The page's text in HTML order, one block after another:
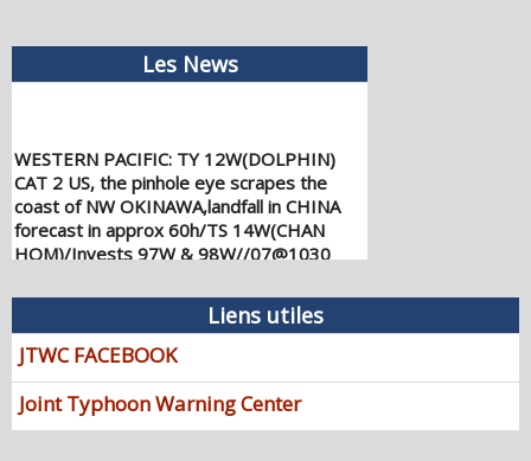
Les News
WESTERN PACIFIC: TY 12W(DOLPHIN)
CAT 2 US, the pinhole eye scrapes the
coast of NW OKINAWA,landfall in CHINA
forecast in approx 60h/TS 14W(CHAN
HOM)/Invests 97W & 98W//07@1030
08/07/2026 -PATRICK HOAREAU
WESTERN PACIFIC: TY 12W(DOLPHIN)
down from CAT4 US to CAT 1 in 36h,
gradually approaching OKINAWA/TS
13W(KUJIRA)/Invest 96W//05@2200 UTC
08/06/2026 -PATRICK HOAREAU
Liens utiles
JTWC FACEBOOK
Joint Typhoon Warning Center